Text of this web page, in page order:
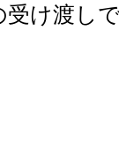
受け渡し